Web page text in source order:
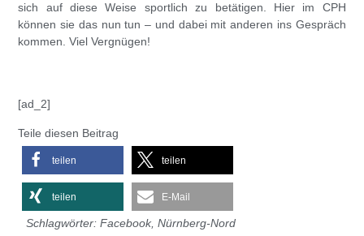
sich auf diese Weise sportlich zu betätigen. Hier im CPH
können sie das nun tun – und dabei mit anderen ins Gespräch
kommen. Viel Vergnügen!
[ad_2]
Teile diesen Beitrag
teilen teilen
teilen E-Mail
Schlagwörter:Facebook,Nürnberg-Nord